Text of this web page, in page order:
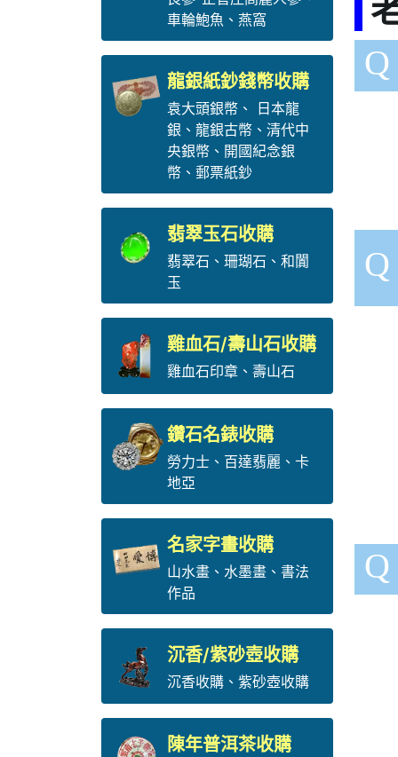
車輪鮑魚 、 燕窩
龍銀紙鈔錢幣收購
袁大頭銀幣、
日本龍
銀 、 龍銀古幣、 清代中
央銀幣、 開國紀念銀
幣、 郵票紙鈔
翡翠玉石收購
翡翠石 、 珊瑚石 、 和闐
玉
雞血石/壽山石收購
雞血石印章、 壽山石
鑽石名錶收購
勞力士、 百達翡麗 、 卡
地亞
名家字畫收購
山水畫、水墨畫、書法
作品
沉香/紫砂壺收購
沉香收購、紫砂壺收購
陳年普洱茶收購
Q
Q
Q